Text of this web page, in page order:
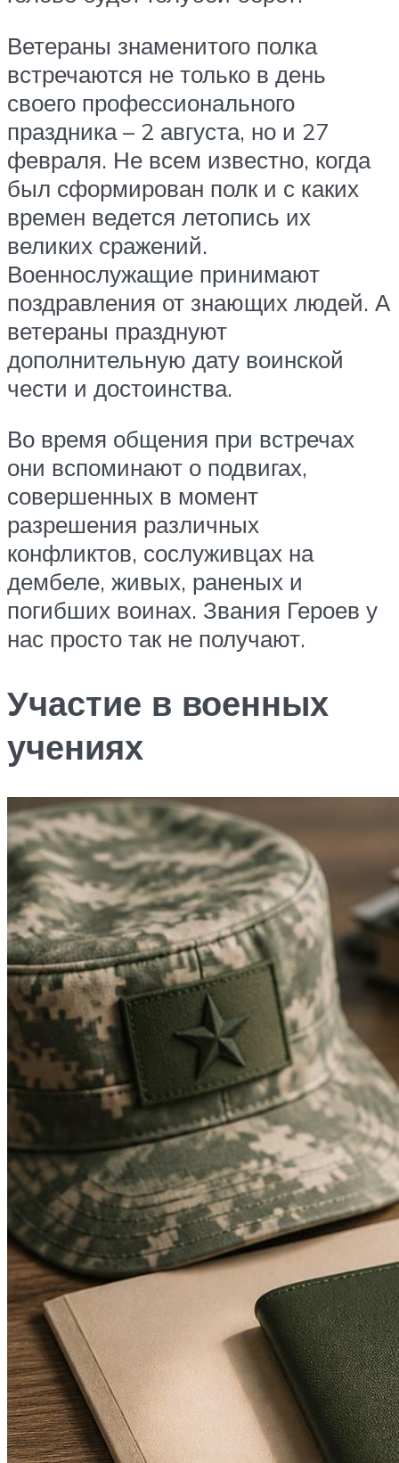
Ветераны знаменитого полка
встречаются не только в день
своего профессионального
праздника – 2 августа, но и 27
февраля. Не всем известно, когда
был сформирован полк и с каких
времен ведется летопись их
великих сражений.
Военнослужащие принимают
поздравления от знающих людей. А
ветераны празднуют
дополнительную дату воинской
чести и достоинства.
Во время общения при встречах
они вспоминают о подвигах,
совершенных в момент
разрешения различных
конфликтов, сослуживцах на
дембеле, живых, раненых и
погибших воинах. Звания Героев у
нас просто так не получают.
Участие в военных
учениях